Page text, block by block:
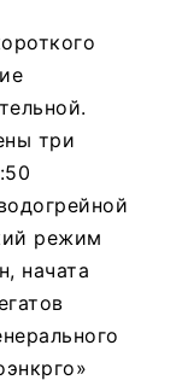
три
режим
начата